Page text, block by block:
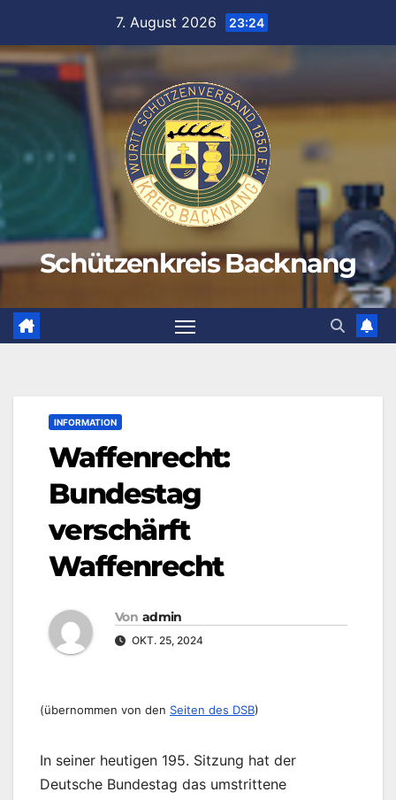
springen
7. August 2026 23:24
Schützenkreis Backnang
INFORMATION
Waffenrecht:
Bundestag
verschärft
Waffenrecht
Von admin
OKT. 25, 2024
(übernommen von den Seiten des DSB)
In seiner heutigen 195. Sitzung hat der
Deutsche Bundestag das umstrittene